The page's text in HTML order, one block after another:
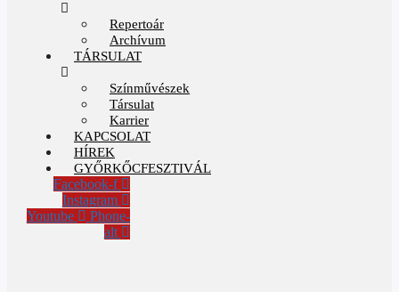
Repertoár
Archívum
TÁRSULAT
Színművészek
Társulat
Karrier
KAPCSOLAT
HÍREK
GYŐRKŐCFESZTIVÁL
Facebook-f
Instagram
Youtube
Phone-
alt